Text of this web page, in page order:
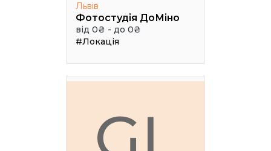
Львів
Фотостудія ДоМіно
від 0₴ - до 0₴
#Локація